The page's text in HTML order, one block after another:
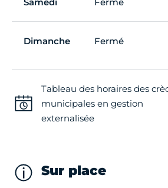
Dimanche Fermé
Tableau des horaires des
municipales en gestion
externalisée
Sur place